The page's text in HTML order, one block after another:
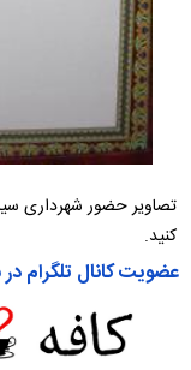
تصاویر حضور شهرداری
کنید.
عضویت کانال تلگرام